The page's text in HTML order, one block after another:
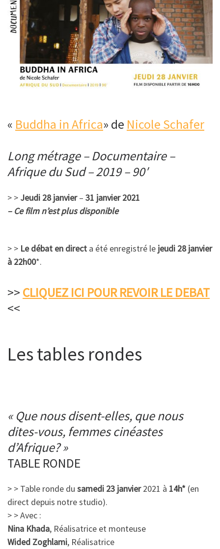
« Buddha in Africa» de Nicole Schafer
Long métrage – Documentaire –
Afrique du Sud – 2019 – 90′
> > Jeudi 28 janvier– 31 janvier 2021
– Ce film n’est plus disponible
> > Le débat en direct a été enregistré le jeudi 28 janvier
à 22h00*.
>> CLIQUEZ ICI POUR REVOIR LE DEBAT
<<
Les tables rondes
« Que nous disent-elles, que nous
dites-vous, femmes cinéastes
d’Afrique? »
TABLE RONDE
> > Table ronde du samedi 23 janvier2021 à 14h* (en
direct depuis notre studio).
> > Avec :
Nina Khada, Réalisatrice et monteuse
Wided Zoghlami, Réalisatrice